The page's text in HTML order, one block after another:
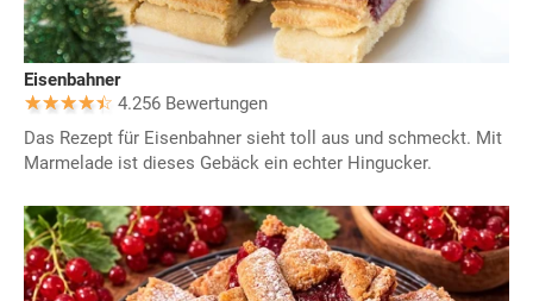
Eisenbahner
4.256 Bewertungen
Das Rezept für Eisenbahner sieht toll aus und schmeckt. Mit
Marmelade ist dieses Gebäck ein echter Hingucker.